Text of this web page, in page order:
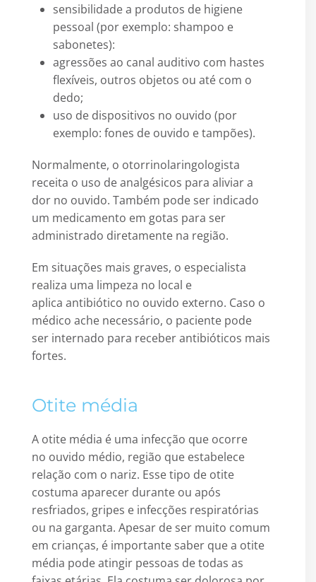
sensibilidade a produtos de higiene
pessoal (por exemplo: shampoo e
sabonetes):
agressões ao canal auditivo com hastes
flexíveis, outros objetos ou até com o
dedo;
uso de dispositivos no ouvido (por
exemplo: fones de ouvido e tampões).
Normalmente, o otorrinolaringologista
receita o uso de analgésicos para aliviar a
dor no ouvido. Também pode ser indicado
um medicamento em gotas para ser
administrado diretamente na região.
Em situações mais graves, o especialista
realiza uma limpeza no local e
aplica antibiótico no ouvido externo. Caso o
médico ache necessário, o paciente pode
ser internado para receber antibióticos mais
fortes.
Otite média
A otite média é uma infecção que ocorre
no ouvido médio, região que estabelece
relação com o nariz. Esse tipo de otite
costuma aparecer durante ou após
resfriados, gripes e infecções respiratórias
ou na garganta. Apesar de ser muito comum
em crianças, é importante saber que a otite
média pode atingir pessoas de todas as